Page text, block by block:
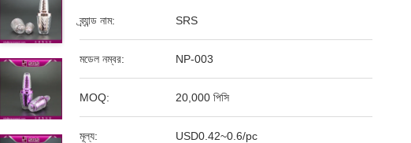
ব্র্যান্ড নাম: SRS
মডেল নম্বর: NP-003
MOQ: 20,000 পিসি
মূল্য: USD0.42~0.6/pc